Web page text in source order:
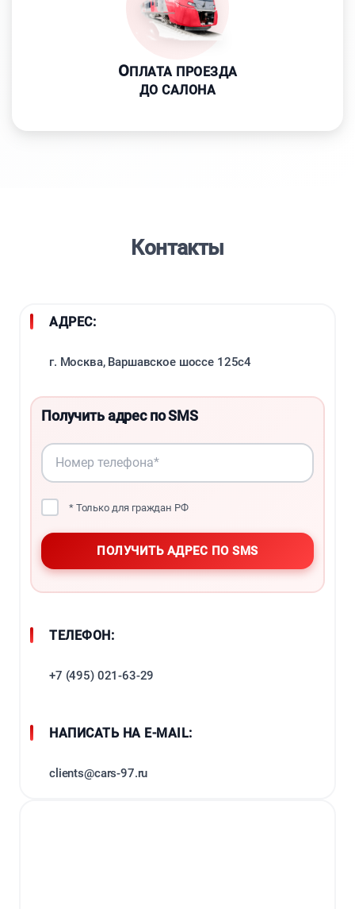
ОПЛАТА ПРОЕЗДА
ДО САЛОНА
Контакты
АДРЕС:
г. Москва, Варшавское шоссе 125с4
Получить адрес по SMS
* Только для граждан РФ
ТЕЛЕФОН:
+7 (495) 021-63-29
НАПИСАТЬ НА E-MAIL:
clients@cars-97.ru